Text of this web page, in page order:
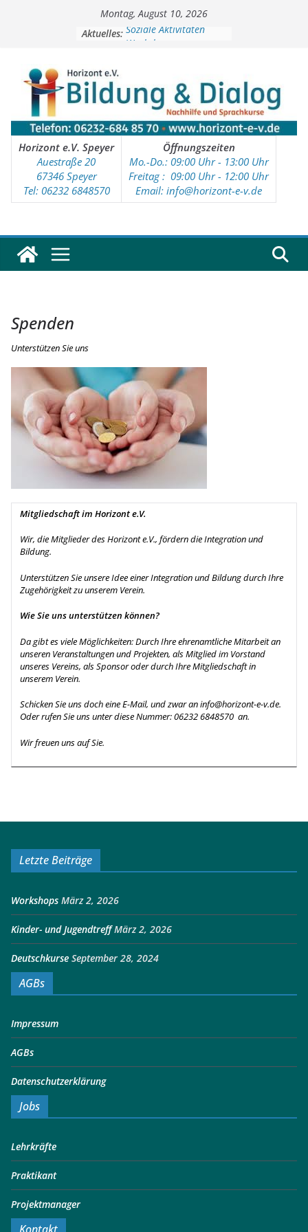
Montag, August 10, 2026
Aktuelles: Soziale Aktivitäten
Vorschulprojekt
Horizont e.V. Speyer
Auestraße 20
67346 Speyer
Tel: 06232 6848570
Öffnungszeiten
Mo.-Do.: 09:00 Uhr - 13:00 Uhr
Freitag : 09:00 Uhr - 12:00 Uhr
Email: info@horizont-e-v.de
Spenden
Unterstützen Sie uns
Mitgliedschaft im Horizont e.V.
Wir, die Mitglieder des Horizont e.V., fördern die Integration und
Bildung.
Unterstützen Sie unsere Idee einer Integration und Bildung durch Ihre
Zugehörigkeit zu unserem Verein.
Wie Sie uns unterstützen können?
Da gibt es viele Möglichkeiten: Durch Ihre ehrenamtliche Mitarbeit an
unseren Veranstaltungen und Projekten, als Mitglied im Vorstand
unseres Vereins, als Sponsor oder durch Ihre Mitgliedschaft in
unserem Verein.
Schicken Sie uns doch eine E-Mail, und zwar an info@horizont-e-v.de.
Oder rufen Sie uns unter diese Nummer: 06232 6848570 an.
Wir freuen uns auf Sie.
Letzte Beiträge
Workshops März 2, 2026
Kinder- und Jugendtreff März 2, 2026
Deutschkurse September 28, 2024
AGBs
Impressum
AGBs
Datenschutzerklärung
Jobs
Lehrkräfte
Praktikant
Projektmanager